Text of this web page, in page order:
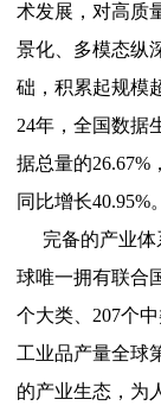
术发展，对高质
景化、多模态纵
础，积累起规模
24年，全国数据
据总量的
同比增长40.95%。
完备的产业
球唯一拥有联合
个大类、207个
工业品产量全球
的产业生态，为